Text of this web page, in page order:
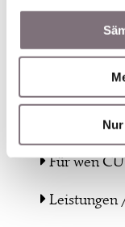
The story
Beratung
Für wen
Leistungen